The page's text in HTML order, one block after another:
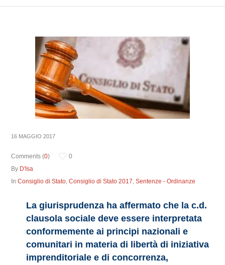
16 MAGGIO 2017
Comments (0)
0
By D'Isa
InConsiglio di Stato,Consiglio di Stato 2017,Sentenze - Ordinanze
La giurisprudenza ha affermato che la c.d.
clausola sociale deve essere interpretata
conformemente ai principi nazionali e
comunitari in materia di libertà di iniziativa
imprenditoriale e di concorrenza,